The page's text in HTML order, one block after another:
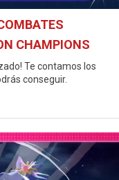
CHAMPIONS
Te contamos los
conseguir.